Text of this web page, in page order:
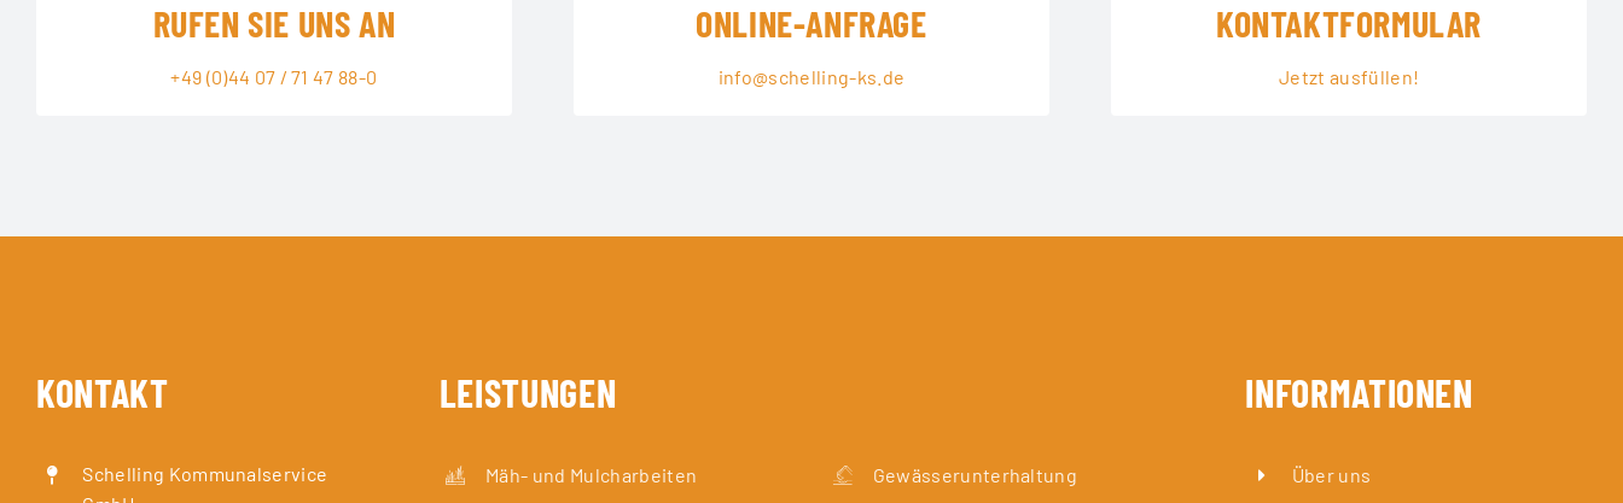
RUFEN SIE UNS AN
+49 (0)44 07 / 71 47 88-0
ONLINE-ANFRAGE
info@schelling-ks.de
KONTAKTFORMULAR
Jetzt ausfüllen!
KONTAKT
Schelling Kommunalservice
LEISTUNGEN
Mäh- und Mulcharbeiten Gewässerunterhaltung
INFORMATIONEN
Über uns